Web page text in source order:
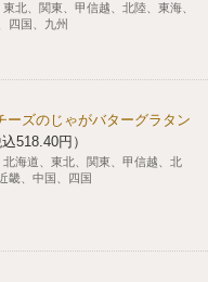
クローク」（店舗限定）
東北、関東、甲信越、北陸、東海、
四国、九州
ーズのじゃがバターグラタン
518.40円）
北海道、東北、関東、甲信越、北
畿、中国、四国